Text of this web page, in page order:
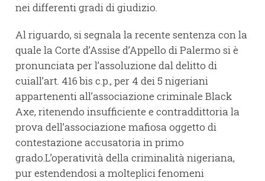
nei differenti gradi di giudizio.
Al riguardo, si segnala la recente sentenza con la
quale la Corte d’Assise d’Appello di Palermo si è
pronunciata per l’assoluzione dal delitto di
cuiall’art. 416 bis c.p., per 4 dei 5 nigeriani
appartenenti all’associazione criminale Black
Axe, ritenendo insufficiente e contraddittoria la
prova dell’associazione mafiosa oggetto di
contestazione accusatoria in primo
grado.L’operatività della criminalità nigeriana,
pur estendendosi a molteplici fenomeni